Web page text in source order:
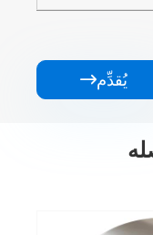
يُقدِّم